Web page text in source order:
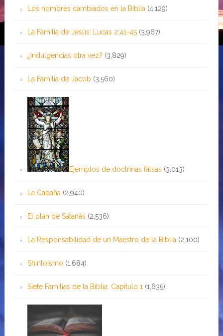
Los nombres cambiados en la Biblia (4,129)
La Familia de Jesús: Lucas 2:41-45 (3,967)
¿Indulgencias otra vez? (3,829)
La Familia de Jacob (3,560)
Ejemplos de doctrinas falsas (3,013)
La Cabaña (2,940)
El plan de Satanás (2,536)
La Responsabilidad de un Maestro de la Biblia (2,100)
Shintoísmo (1,684)
Siete Familias de la Biblia: Capítulo 1 (1,635)